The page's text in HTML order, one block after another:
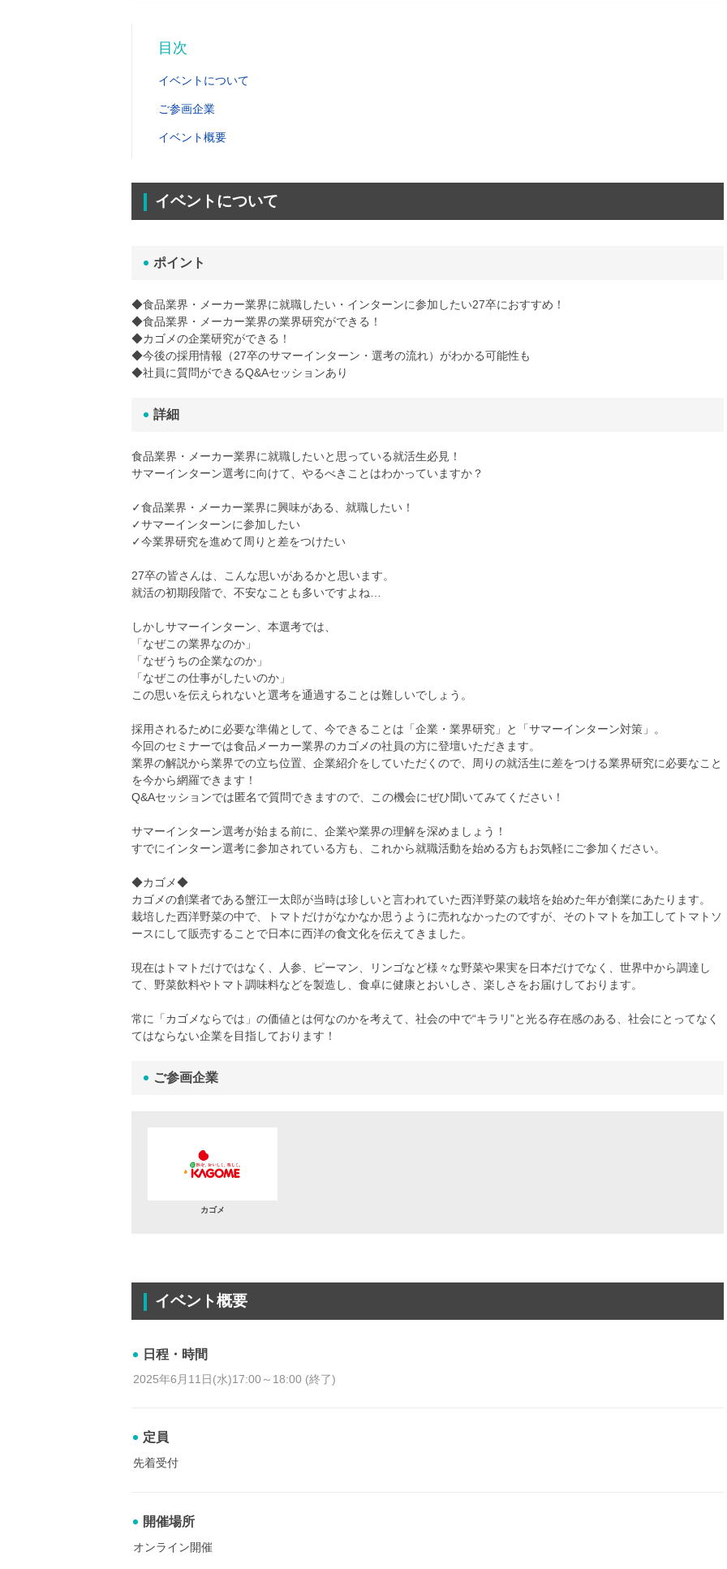
目次
イベントについて
ご参画企業
イベント概要
イベントについて
ポイント
◆食品業界・メーカー業界に就職したい・インターンに参加したい27卒におすすめ！
◆食品業界・メーカー業界の業界研究ができる！
◆カゴメの企業研究ができる！
◆今後の採用情報（27卒のサマーインターン・選考の流れ）がわかる可能性も
◆社員に質問ができるQ&Aセッションあり
詳細
食品業界・メーカー業界に就職したいと思っている就活生必見！
サマーインターン選考に向けて、やるべきことはわかっていますか？
✓食品業界・メーカー業界に興味がある、就職したい！
✓サマーインターンに参加したい
✓今業界研究を進めて周りと差をつけたい
27卒の皆さんは、こんな思いがあるかと思います。
就活の初期段階で、不安なことも多いですよね…
しかしサマーインターン、本選考では、
「なぜこの業界なのか」
「なぜうちの企業なのか」
「なぜこの仕事がしたいのか」
この思いを伝えられないと選考を通過することは難しいでしょう。
採用されるために必要な準備として、今できることは「企業・業界研究」と「サマーインターン対策」。
今回のセミナーでは食品メーカー業界のカゴメの社員の方に登壇いただきます。
業界の解説から業界での立ち位置、企業紹介をしていただくので、周りの就活生に差をつける業界研究に必要なこと
を今から網羅できます！
Q&Aセッションでは匿名で質問できますので、この機会にぜひ聞いてみてください！
サマーインターン選考が始まる前に、企業や業界の理解を深めましょう！
すでにインターン選考に参加されている方も、これから就職活動を始める方もお気軽にご参加ください。
◆カゴメ◆
カゴメの創業者である蟹江一太郎が当時は珍しいと言われていた西洋野菜の栽培を始めた年が創業にあたります。
栽培した西洋野菜の中で、トマトだけがなかなか思うように売れなかったのですが、そのトマトを加工してトマトソ
ースにして販売することで日本に西洋の食文化を伝えてきました。
現在はトマトだけではなく、人参、ピーマン、リンゴなど様々な野菜や果実を日本だけでなく、世界中から調達し
て、野菜飲料やトマト調味料などを製造し、食卓に健康とおいしさ、楽しさをお届けしております。
常に「カゴメならでは」の価値とは何なのかを考えて、社会の中で“キラリ”と光る存在感のある、社会にとってなく
てはならない企業を目指しております！
ご参画企業
カゴメ
イベント概要
日程・時間
2025年6月11日(水)17:00～18:00 (終了)
定員
先着受付
開催場所
オンライン開催